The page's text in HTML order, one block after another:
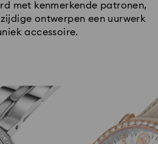
met kenmerkende patronen,
ontwerpen een uurwerk
accessoire.